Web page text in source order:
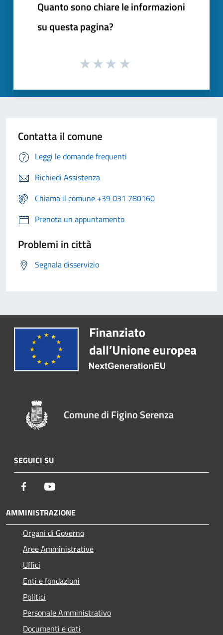
Quanto sono chiare le informazioni
su questa pagina?
Contatta il comune
Leggi le domande frequenti
Richiedi Assistenza
Chiama il comune +39 031 780160
Prenota un appuntamento
Problemi in città
Segnala disservizio
Comune di Figino Serenza
SEGUICI SU
Facebook
AMMINISTRAZIONE
Organi di Governo
Aree Amministrative
Uffici
Enti e fondazioni
Politici
Personale Amministrativo
Documenti e dati